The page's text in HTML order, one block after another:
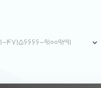
۰۲۱-۴۷۱۵۶۶۶۶-